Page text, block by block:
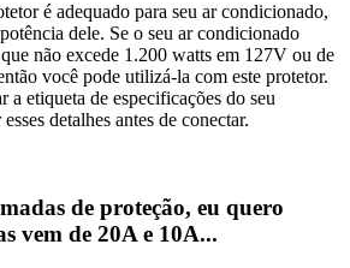
é adequado para seu ar condicionado,
dele. Se o seu ar condicionado
não excede 1.200 watts em 127V ou de
você pode utilizá-la com este protetor.
etiqueta de especificações do seu
detalhes antes de conectar.
de proteção, eu quero
vem de 20A e 10A...